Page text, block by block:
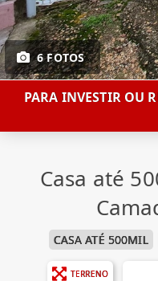
6 FOTOS
PARA INVESTIR OU
Casa até
CASA ATÉ 500MIL
TERRENO